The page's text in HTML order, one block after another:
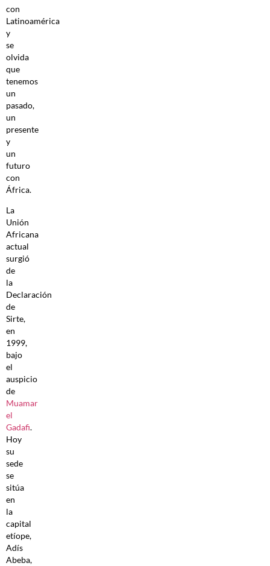
con
Latinoamérica
y
se
olvida
que
tenemos
un
pasado,
un
presente
y
un
futuro
con
África.
La
Unión
Africana
actual
surgió
de
la
Declaración
de
Sirte,
en
1999,
bajo
el
auspicio
de
Muamar
el
Gadafi.
Hoy
su
sede
se
sitúa
en
la
capital
etíope,
Adís
Abeba,